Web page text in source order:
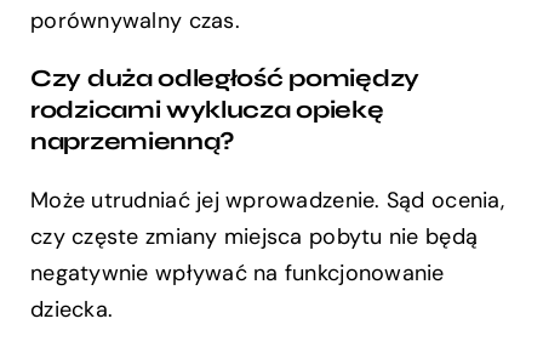
porównywalny czas.
Czy duża odległość pomiędzy
rodzicami wyklucza opiekę
naprzemienną?
Może utrudniać jej wprowadzenie. Sąd ocenia,
czy częste zmiany miejsca pobytu nie będą
negatywnie wpływać na funkcjonowanie
dziecka.